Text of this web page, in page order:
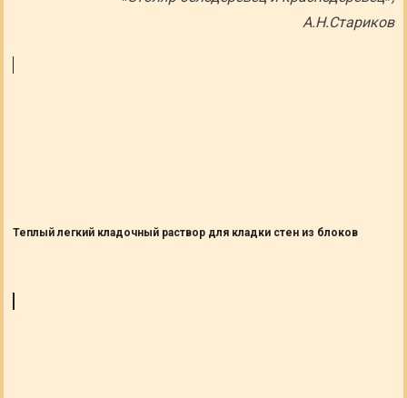
А.Н.Стариков
Теплый легкий кладочный раствор для кладки стен из блоков